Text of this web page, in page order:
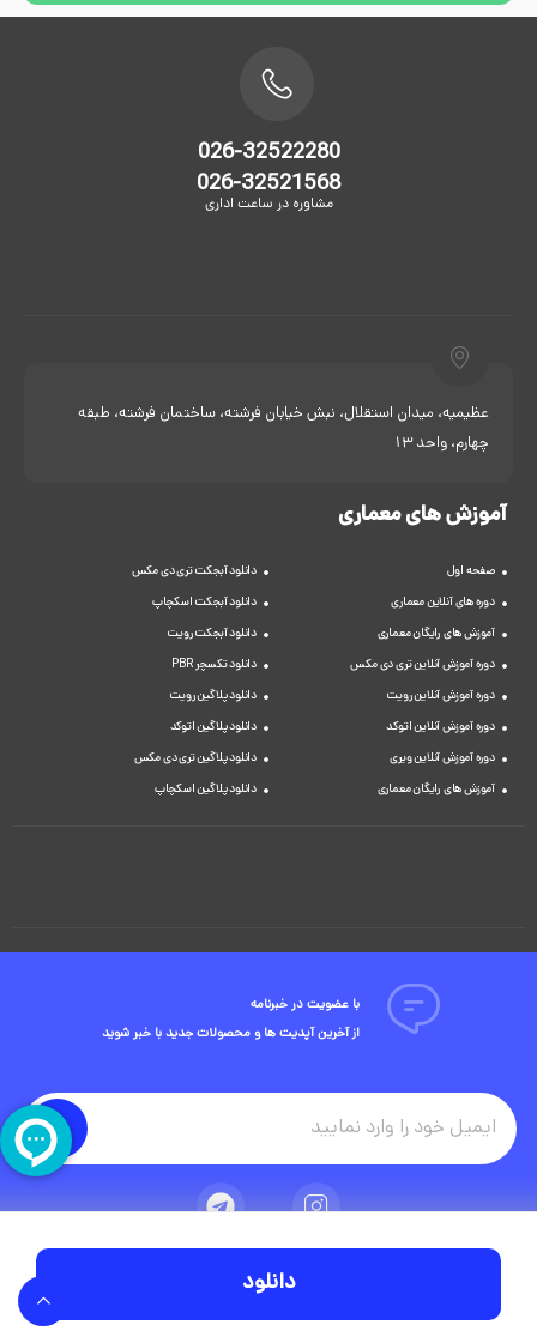
دانلود
026-32522280
026-32521568
مشاوره در ساعت اداری
عظیمیه، میدان استقلال، نبش خیابان فرشته، ساختمان فرشته، طبقه
چهارم، واحد 13
آموزش های معماری
صفحه اول
دوره های آنلاین معماری
آموزش های رایگان معماری
دوره آموزش آنلاین تری دی مکس
دوره آموزش آنلاین رویت
دوره آموزش آنلاین اتوکد
دوره آموزش آنلاین ویری
آموزش های رایگان معماری
دانلود آبجکت تری دی مکس
دانلود آبجکت اسکچاپ
دانلود آبجکت رویت
دانلود تکسچر PBR
دانلود پلاگین رویت
دانلود پلاگین اتوکد
دانلود پلاگین تری دی مکس
دانلود پلاگین اسکچاپ
با عضویت در خبرنامه
از آخرین آپدیت ها و محصولات جدید با خبر شوید
تمامی حقوق مادی و معنوی این وبسایت متعلق به شرکت ویوید ویژوال است.